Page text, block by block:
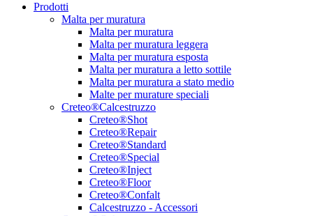
Prodotti
Malta per muratura
Malta per muratura
Malta per muratura leggera
Malta per muratura esposta
Malta per muratura a letto sottile
Malta per muratura a stato medio
Malte per murature speciali
Creteo®Calcestruzzo
Creteo®Shot
Creteo®Repair
Creteo®Standard
Creteo®Special
Creteo®Inject
Creteo®Floor
Creteo®Confalt
Calcestruzzo - Accessori